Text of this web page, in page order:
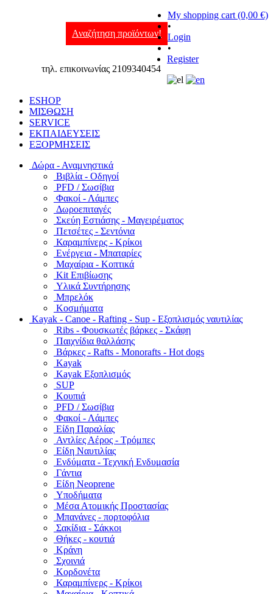
Αναζήτηση προϊόντων!
τηλ. επικοινωνίας 2109340454
My shopping cart (0,00 €)
•
Login
•
Register
ESHOP
ΜΙΣΘΩΣΗ
SERVICE
ΕΚΠΑΙΔΕΥΣΕΙΣ
ΕΞΟΡΜΗΣΕΙΣ
Δώρα - Αναμνηστικά
Βιβλία - Οδηγοί
PFD / Σωσίβια
Φακοί - Λάμπες
Δωροεπιταγές
Σκεύη Εστιάσης - Μαγειρέματος
Πετσέτες - Σεντόνια
Καραμπίνερς - Κρίκοι
Ενέργεια - Μπαταρίες
Μαχαίρια - Κοπτικά
Kit Επιβίωσης
Υλικά Συντήρησης
Μπρελόκ
Κοσμήματα
Kayak - Canoe - Rafting - Sup - Εξοπλισμός ναυτιλίας
Ribs - Φουσκωτές βάρκες - Σκάφη
Παιχνίδια θαλλάσης
Βάρκες - Rafts - Monorafts - Hot dogs
Kayak
Kayak Εξοπλισμός
SUP
Κουπιά
PFD / Σωσίβια
Φακοί - Λάμπες
Είδη Παραλίας
Αντλίες Αέρος - Τρόμπες
Είδη Ναυτιλίας
Ενδύματα - Τεχνική Ενδυμασία
Γάντια
Είδη Neoprene
Υποδήματα
Μέσα Ατομικής Προστασίας
Μπανάνες - πορτοφόλια
Σακίδια - Σάκκοι
Θήκες - κουτιά
Κράνη
Σχοινιά
Κορδονέτα
Καραμπίνερς - Κρίκοι